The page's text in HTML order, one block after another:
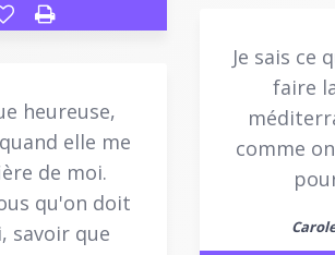
Je sais ce
faire
comme
heureuse,
elle me
de moi.
qu'on doit
savoir que